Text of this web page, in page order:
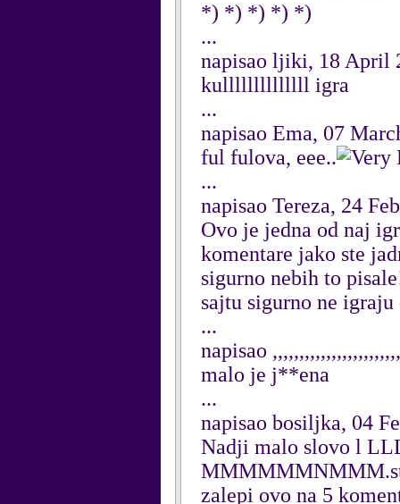
*) *) *) *) *)
...
napisao ljiki, 18 April
kullllllllllllll igra
...
napisao Ema, 07
ful fulova, eee..
...
napisao Tereza, 24
Ovo je jedna od naj
komentare jako ste
sigurno nebih to
sajtu sigurno ne
...
napisao
malo je j**ena
...
napisao bosiljka, 04
Nadji malo slovo l
zalepi ovo na 5